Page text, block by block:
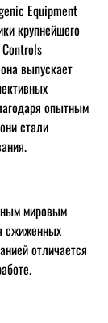
Equipment
крупнейшего
выпускает
опытным
стали
мировым
сжиженных
отличается